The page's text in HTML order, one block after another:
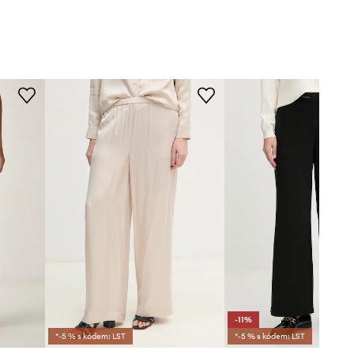
*-5 % s kódem: LST
-11%
*-5 % s kódem: LST